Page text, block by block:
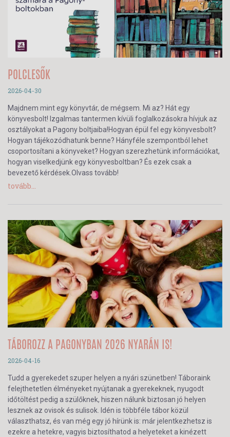
POLCLESŐK
2026-04-30
Majdnem mint egy könyvtár, de mégsem. Mi az? Hát egy
könyvesbolt! Izgalmas tantermen kívüli foglalkozásokra hívjuk az
osztályokat a Pagony boltjaiba!Hogyan épül fel egy könyvesbolt?
Hogyan tájékozódhatunk benne? Hányféle szempontból lehet
csoportosítani a könyveket? Hogyan szerezhetünk információkat,
hogyan viselkedjünk egy könyvesboltban? És ezek csak a
bevezető kérdések.Olvass tovább!
tovább...
TÁBOROZZ A PAGONYBAN 2026 NYARÁN IS!
2026-04-16
Tudd a gyerekedet szuper helyen a nyári szünetben! Táboraink
felejthetetlen élményeket nyújtanak a gyerekeknek, nyugodt
időtöltést pedig a szülőknek, hiszen nálunk biztosan jó helyen
lesznek az ovisok és sulisok. Idén is többféle tábor közül
választhatsz, és van még egy jó hírünk is: már jelentkezhetsz is
ezekre a hetekre, vagyis biztosíthatod a helyeteket a kinézett